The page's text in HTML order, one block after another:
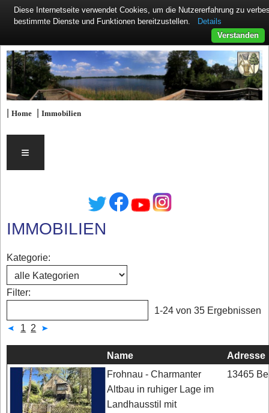
|Home |Immobilien
≡
IMMOBILIEN
Kategorie:
Filter:
1-24 von 35 Ergebnissen
1 2
Name
Adresse
Frohnau - Charmanter
Altbau in ruhiger Lage im
Landhausstil mit
13465
Diese Internetseite verwendet Cookies, um die Nutzererfahrung zu
bestimmte Dienste und Funktionen bereitzustellen.
Details
Verstanden